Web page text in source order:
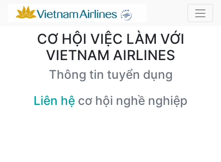
CƠ HỘI VIỆC LÀM VỚI
VIETNAM AIRLINES
Thông tin tuyển dụng
Liên hệ cơ hội nghề nghiệp